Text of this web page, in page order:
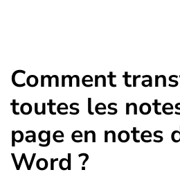
Comment
toutes les
page en notes
Word ?